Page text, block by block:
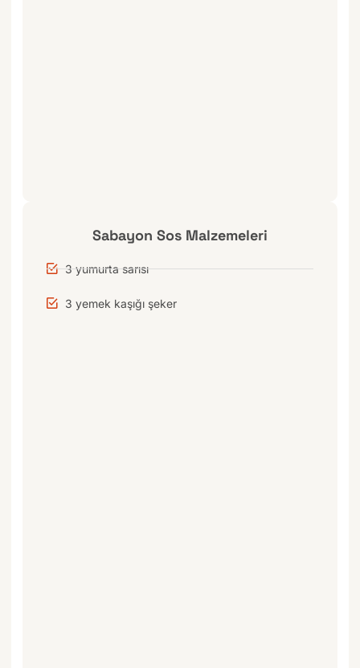
Sabayon Sos Malzemeleri
3 yumurta sarısı
3 yemek kaşığı şeker